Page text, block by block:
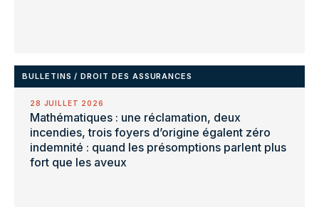
BULLETINS /DROIT DES ASSURANCES
28 JUILLET 2026
Mathématiques : une réclamation, deux
incendies, trois foyers d’origine égalent zéro
indemnité : quand les présomptions parlent plus
fort que les aveux